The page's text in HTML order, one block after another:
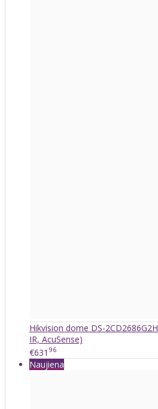
Hikvision dome DS-
IR, AcuSense)
€631 96
Naujiena